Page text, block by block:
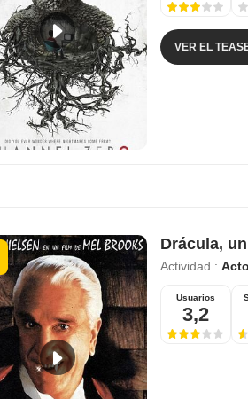
VER EL
Drácula,
Actividad :
Usuarios
3,2